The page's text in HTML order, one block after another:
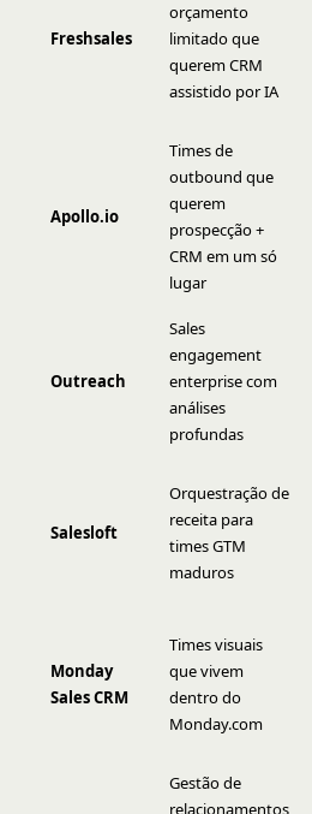
Freshsales
orçamento
limitado que
querem CRM
assistido por IA
Apollo.io
Times de
outbound que
querem
prospecção +
CRM em um só
lugar
Outreach
Sales
engagement
enterprise com
análises
profundas
Salesloft
Orquestração de
receita para
times GTM
maduros
Monday
Sales CRM
Times visuais
que vivem
dentro do
Monday.com
Gestão de
relacionamentos